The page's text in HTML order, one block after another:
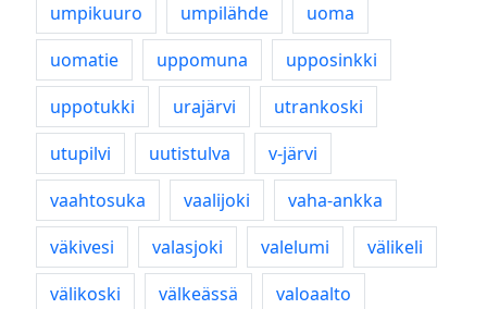
umpikuuro
umpilähde
uoma
uomatie
uppomuna
upposinkki
uppotukki
urajärvi
utrankoski
utupilvi
uutistulva
v-järvi
vaahtosuka
vaalijoki
vaha-ankka
väkivesi
valasjoki valelumi
välikeli
välikoski
välkeässä
valoaalto